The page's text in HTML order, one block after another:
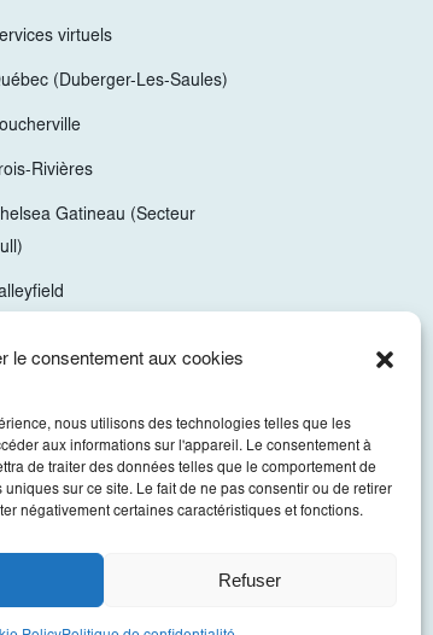
le consentement aux cookies
nous utilisons des technologies telles que les
aux informations sur l'appareil. Le consentement à
de traiter des données telles que le comportement de
sur ce site. Le fait de ne pas consentir ou de retirer
négativement certaines caractéristiques et fonctions.
Refuser
virtuels
(Duberger-Les-Saules)
Rivières
Gatineau (Secteur